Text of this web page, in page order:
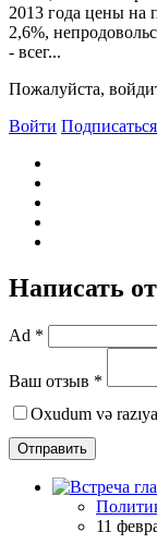
2013 года цены на
2,6%,
- всег...
Пожалуйста,
Войти Подписаться
Написать
Ad *
Ваш отзыв *
Oxudum və
Отправить
11